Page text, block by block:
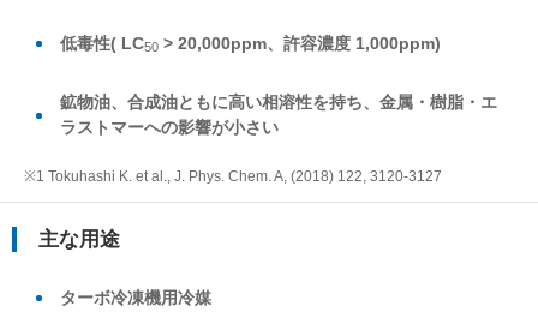
低毒性( LC50 > 20,000ppm、許容濃度 1,000ppm)
鉱物油、合成油ともに高い相溶性を持ち、金属・樹脂・エ
ラストマーへの影響が小さい
※1 Tokuhashi K. et al., J. Phys. Chem. A, (2018) 122, 3120-3127
主な用途
ターボ冷凍機用冷媒